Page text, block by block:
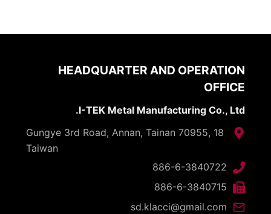
HEADQUARTER AND OPERATION
OFFICE
I-TEK Metal Manufacturing Co., Ltd.
18 Gungye 3rd Road, Annan, Tainan 70955,
Taiwan
886-6-3840722
886-6-3840715
sd.klacci@gmail.com